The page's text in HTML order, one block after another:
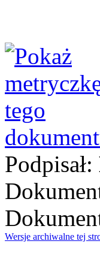
Podpisał:
Wersje archiwalne tej